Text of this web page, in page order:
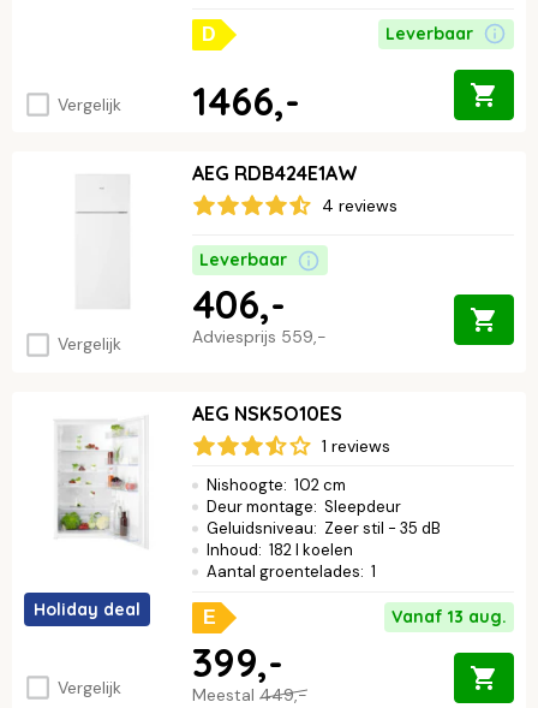
Vergelijk
D Leverbaar
1466,-
Vergelijk
AEG RDB424E1AW
4 reviews
Leverbaar
Adviesprijs 559,-
406,-
Holiday deal
Vergelijk
AEG NSK5O10ES
1 reviews
Nishoogte: 102 cm
Deur montage: Sleepdeur
Geluidsniveau: Zeer stil - 35 dB
Inhoud: 182 l koelen
Aantal groentelades: 1
E Vanaf 13 aug.
Meestal 449,-
399,-